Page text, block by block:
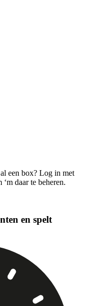
een box? Log in met
‘m daar te beheren.
en spelt